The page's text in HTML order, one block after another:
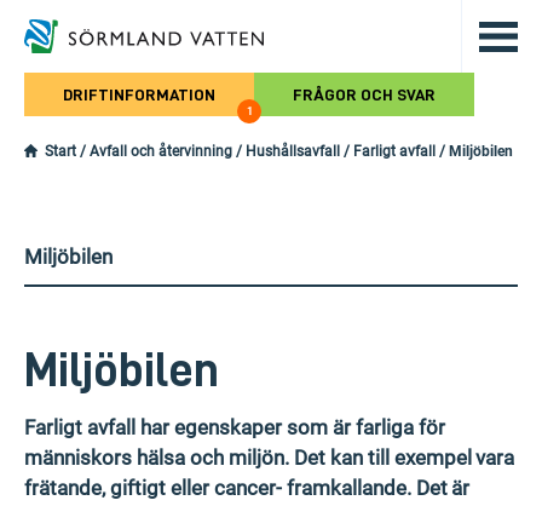
Hoppa till det huvudsakliga
DRIFTINFORMATION
1
FRÅGOR OCH SVAR
Start / Avfall och återvinning / Hushållsavfall / Farligt avfall / Miljöbilen
Miljöbilen
Miljöbilen
Farligt avfall har egenskaper som är farliga för
människors hälsa och miljön. Det kan till exempel vara
frätande, giftigt eller cancer- framkallande. Det är